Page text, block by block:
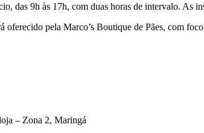
das 9h às 17h, com duas horas de intervalo. As
oferecido pela Marco’s Boutique de Pães, com
– Zona 2, Maringá